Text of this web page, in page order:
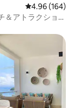
レビュー164
4.96 (164)
＆アトラクション